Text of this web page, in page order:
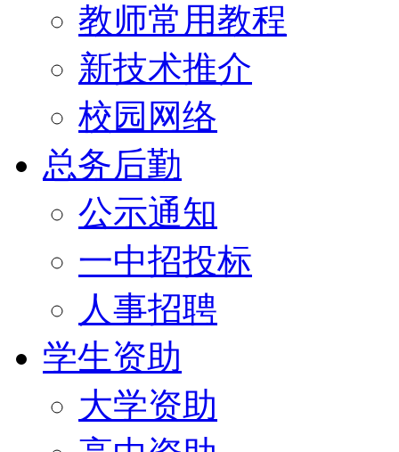
教师常用教程
新技术推介
校园网络
总务后勤
公示通知
一中招投标
人事招聘
学生资助
大学资助